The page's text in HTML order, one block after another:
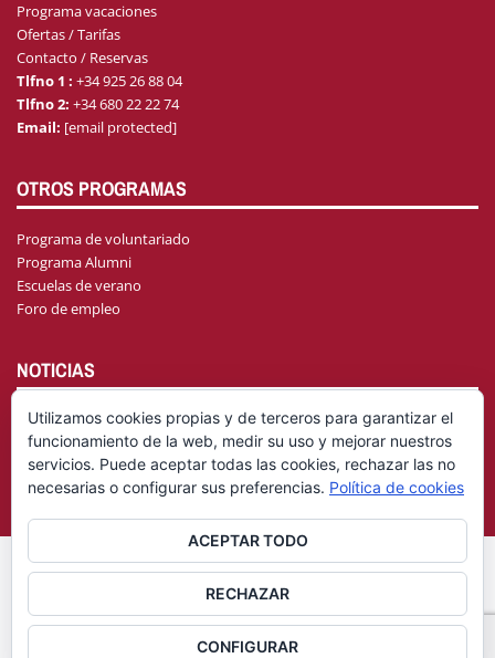
Programa vacaciones
Ofertas / Tarifas
Contacto / Reservas
Tlfno 1 : +34 925 26 88 04
Tlfno 2: +34 680 22 22 74
Email: [email protected]
OTROS PROGRAMAS
Programa de voluntariado
Programa Alumni
Escuelas de verano
Foro de empleo
NOTICIAS
AGENDA
© Fundación General Universidad de Castilla-La Mancha
Política de privacidad
Utilizamos cookies propias y de terceros para garantizar el
funcionamiento de la web, medir su uso y mejorar nuestros
servicios. Puede aceptar todas las cookies, rechazar las no
necesarias o configurar sus preferencias. Política de cookies
ACEPTAR TODO
RECHAZAR
CONFIGURAR